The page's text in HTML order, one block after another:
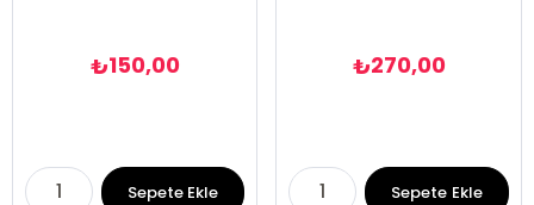
₺150,00
Sepete Ekle
₺270,00
Sepete Ekle